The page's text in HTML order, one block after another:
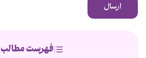
ارسال
فهرست مطالب